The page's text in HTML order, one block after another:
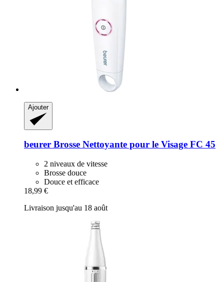
Ajouter
beurer Brosse Nettoyante pour le Visage FC 45
2 niveaux de vitesse
Brosse douce
Douce et efficace
18,99 €
Livraison jusqu'au 18 août